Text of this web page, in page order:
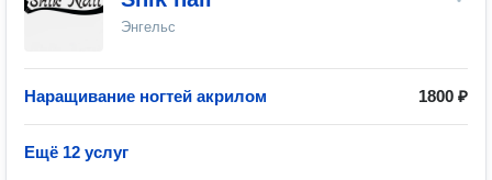
Энгельс
Наращивание ногтей акрилом 1800 ₽
Ещё 12 услуг